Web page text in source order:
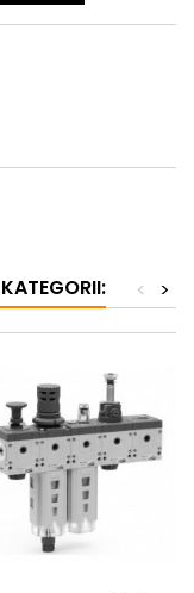
>
<